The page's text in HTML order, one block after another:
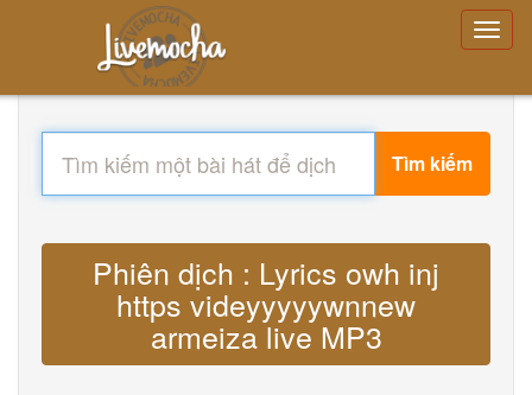
Tìm kiếm
Phiên dịch : Lyrics owh inj
https videyyyyywnnew
armeiza live MP3